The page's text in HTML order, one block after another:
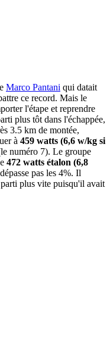
Marco Pantani qui datait
ce record. Mais le
l'étape et reprendre
plus tôt dans l'échappée,
3.5 km de montée,
à 459 watts (6,6 w/kg si
numéro 7). Le groupe
472 watts étalon (6,8
pas les 4%. Il
plus vite puisqu'il avait